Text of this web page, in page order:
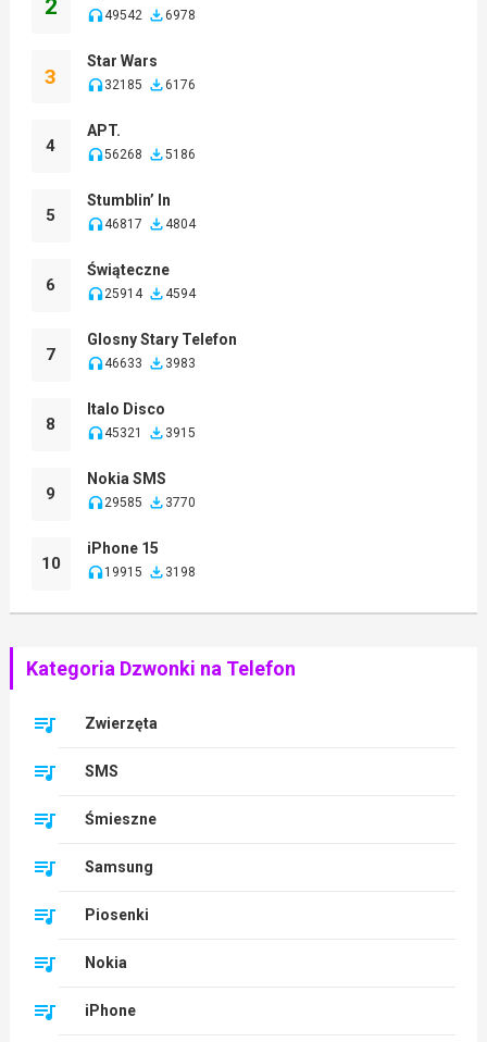
2 49542 6978
3
Star Wars
32185 6176
4
APT.
56268 5186
5
Stumblin’ In
46817 4804
6
Świąteczne
25914 4594
7
Glosny Stary Telefon
46633 3983
8
Italo Disco
45321 3915
9
Nokia SMS
29585 3770
10
iPhone 15
19915 3198
Kategoria Dzwonki na Telefon
Zwierzęta
SMS
Śmieszne
Samsung
Piosenki
Nokia
iPhone